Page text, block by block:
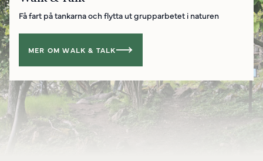
Få fart på tankarna och flytta ut grupparbetet i naturen
MER OM WALK & TALK